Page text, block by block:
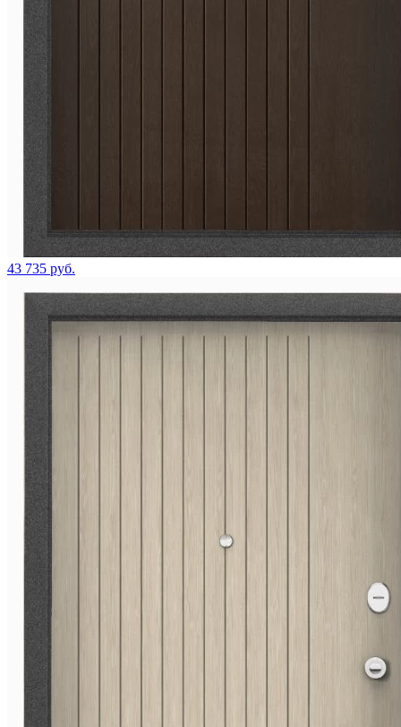
43 735 руб.